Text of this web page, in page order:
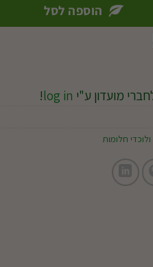
הוספה לסל
מועדון ע"י log in
!
חלומות